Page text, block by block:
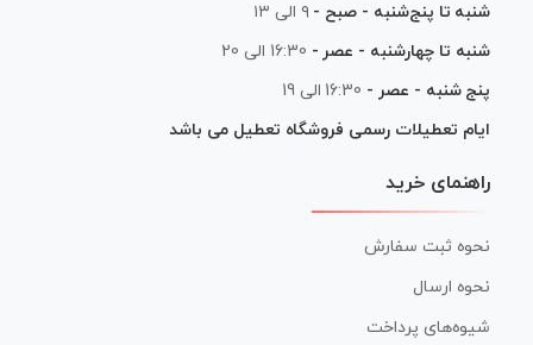
شنبه تا پنج‌شنبه - صبح - ۹ الی ۱۳
شنبه تا چهارشنبه - عصر - 16:30 الی 20
پنج شنبه - عصر - 16:30 الی 19
ایام تعطیلات رسمی فروشگاه تعطیل می باشد
راهنمای خرید
نحوه ثبت سفارش
نحوه ارسال
شیوه‌های پرداخت